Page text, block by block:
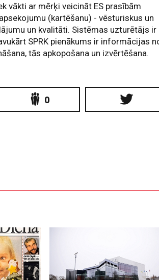
vākti ar mērķi veicināt ES prasībām
(kartēšanu) - vēsturiskus un
un kvalitāti. Sistēmas uzturētājs ir
SPRK pienākums ir informācijas
tās apkopošana un izvērtēšana.
0